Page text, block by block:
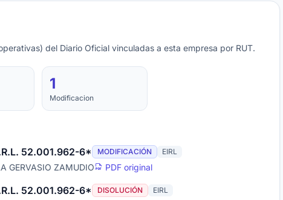
del Diario Oficial vinculadas a esta empresa por RUT.
1
Modificacion
52.001.962-6* MODIFICACIÓN EIRL
GERVASIO ZAMUDIO PDF original
52.001.962-6* DISOLUCIÓN EIRL